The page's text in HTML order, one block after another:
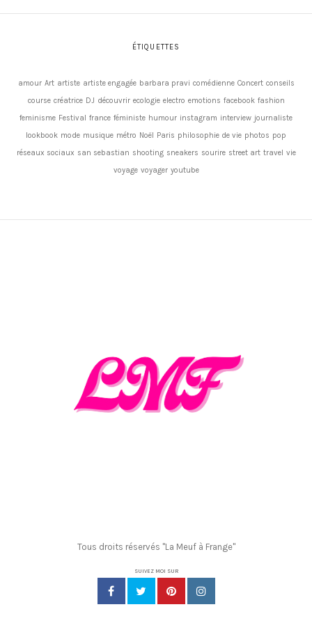
ÉTIQUETTES
amour Art artiste artiste engagée barbara pravi comédienne Concert conseils
course créatrice DJ découvrir ecologie electro emotions facebook fashion
feminisme Festival france féministe humour instagram interview journaliste
lookbook mode musique métro Noël Paris philosophie de vie photos pop
réseaux sociaux san sebastian shooting sneakers sourire street art travel vie
voyage voyager youtube
Tous droits réservés "La Meuf à Frange"
SUIVEZ MOI SUR